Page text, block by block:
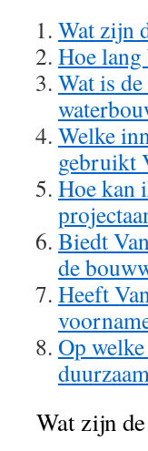
Wat zijn
Hoe lang
Wat is
Welke
gebruikt
Hoe kan
Biedt
de
Heeft
Op
Wat zijn